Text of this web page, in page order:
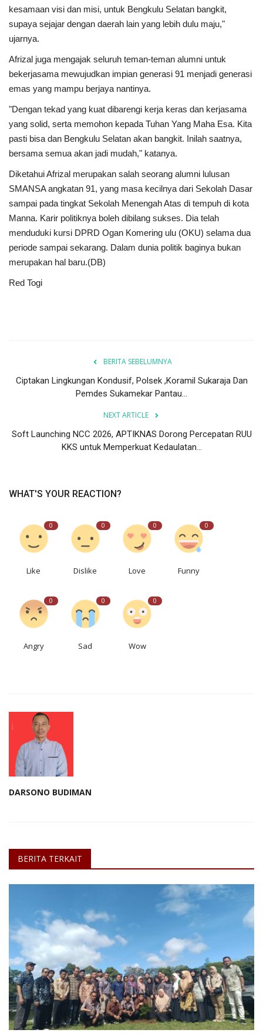
kesamaan visi dan misi, untuk Bengkulu Selatan bangkit,
supaya sejajar dengan daerah lain yang lebih dulu maju,"
ujarnya.
Afrizal juga mengajak seluruh teman-teman alumni untuk
bekerjasama mewujudkan impian generasi 91 menjadi generasi
emas yang mampu berjaya nantinya.
"Dengan tekad yang kuat dibarengi kerja keras dan kerjasama
yang solid, serta memohon kepada Tuhan Yang Maha Esa. Kita
pasti bisa dan Bengkulu Selatan akan bangkit. Inilah saatnya,
bersama semua akan jadi mudah," katanya.
Diketahui Afrizal merupakan salah seorang alumni lulusan
SMANSA angkatan 91, yang masa kecilnya dari Sekolah Dasar
sampai pada tingkat Sekolah Menengah Atas di tempuh di kota
Manna. Karir politiknya boleh dibilang sukses. Dia telah
menduduki kursi DPRD Ogan Komering ulu (OKU) selama dua
periode sampai sekarang. Dalam dunia politik baginya bukan
merupakan hal baru.(DB)
Red Togi
BERITA SEBELUMNYA
Ciptakan Lingkungan Kondusif, Polsek ,Koramil Sukaraja Dan
Pemdes Sukamekar Pantau...
NEXT ARTICLE
Soft Launching NCC 2026, APTIKNAS Dorong Percepatan RUU
KKS untuk Memperkuat Kedaulatan...
WHAT'S YOUR REACTION?
0
Like
0
Dislike
0
Love
0
Funny
0
Angry
0
Sad
0
Wow
DARSONO BUDIMAN
BERITA TERKAIT